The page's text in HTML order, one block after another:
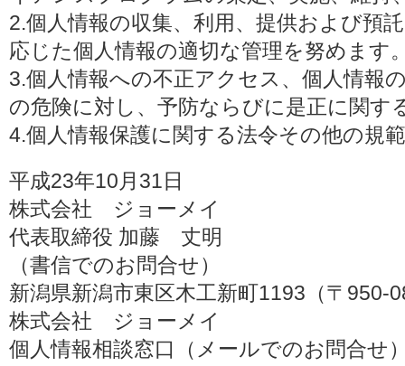
2.個人情報の収集、利用、提供および預
応じた個人情報の適切な管理を努めます
3.個人情報への不正アクセス、個人情報
の危険に対し、予防ならびに是正に関す
4.個人情報保護に関する法令その他の規
平成23年10月31日
株式会社 ジョーメイ
代表取締役 加藤 丈明
（書信でのお問合せ）
新潟県新潟市東区木工新町1193（〒950-
株式会社 ジョーメイ
個人情報相談窓口（メールでのお問合せ